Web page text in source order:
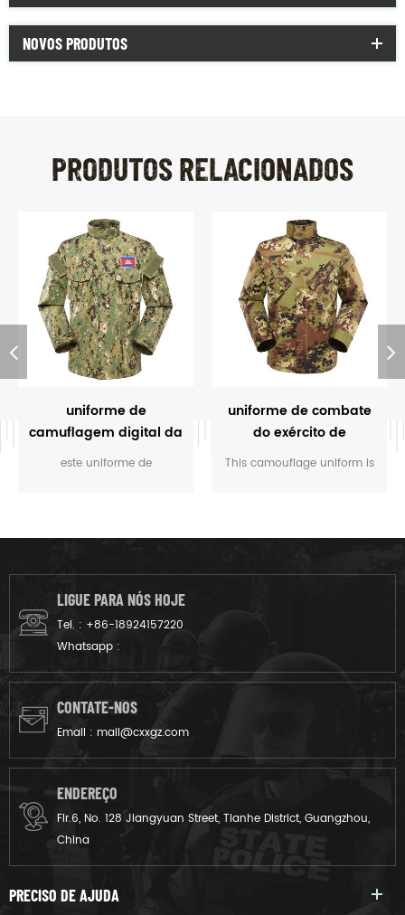
NOVOS PRODUTOS
PRODUTOS RELACIONADOS
uniforme de
camuflagem digital da
floresta militar
este uniforme de
projetamos do tecido cinza
ao produto acabado.
uniforme de combate
do exército de
camuflagem italiana
vegetato
This camouflage uniform is
LIGUE PARA NÓS HOJE
Tel. : +86-18924157220
Whatsapp :
CONTATE-NOS
Email : mail@cxxgz.com
ENDEREÇO
Flr.6, No. 128 Jiangyuan Street, Tianhe District, Guangzhou,
China
PRECISO DE AJUDA